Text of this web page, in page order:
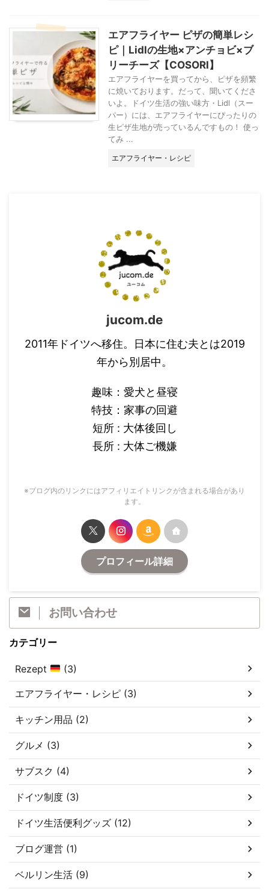
エアフライヤー ピザの簡単レシ
ピ｜Lidlの生地×アンチョビ×ブ
リーチーズ【COSORI】
エアフライヤーを買ってから、ピザを頻繁
に焼いております。だって、聞いてくださ
いよ。ドイツ生活の強い味方・Lidl（スー
パー）には、エアフライヤーにぴったりの
生ピザ生地が売っているんですもの！ 使っ
てみ ...
エアフライヤー・レシピ
jucom.de
2011年ドイツへ移住。日本に住む夫とは2019
年から別居中。
趣味：愛犬と昼寝
特技：家事の回避
短所 : 大体後回し
長所 : 大体ご機嫌
※ブログ内のリンクにはアフィリエイトリンクが含まれる場合があり
ます。
プロフィール詳細
お問い合わせ
カテゴリー
Rezept (3)
エアフライヤー・レシピ (3)
キッチン用品 (2)
グルメ (3)
サブスク (4)
ドイツ制度 (3)
ドイツ生活便利グッズ (12)
ブログ運営 (1)
ベルリン生活 (9)